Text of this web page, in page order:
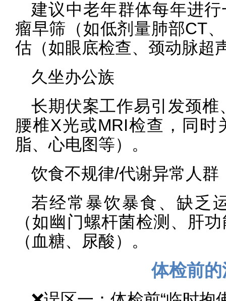
建议中老年群体每年进
瘤早筛（如低剂量肺部CT
估（如眼底检查、颈动脉超
久坐办公族
长期伏案工作易引发颈
腰椎X光或MRI检查，同
脂、心电图等）。
饮食不规律/代谢异常人群
若经常暴饮暴食、缺乏
（如幽门螺杆菌检测、肝
（血糖、尿酸）。
体检前